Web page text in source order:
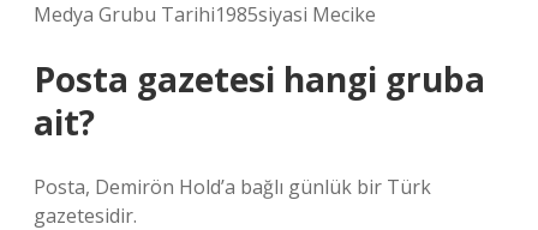
Medya Grubu Tarihi1985siyasi Mecike
Posta gazetesi hangi gruba
ait?
Posta, Demirön Hold’a bağlı günlük bir Türk
gazetesidir.